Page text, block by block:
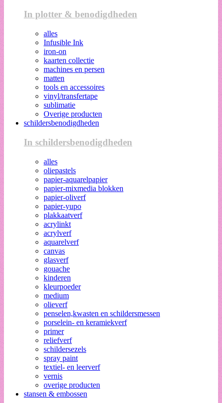
In plotter & benodigdheden
alles
Infusible Ink
iron-on
kaarten collectie
machines en persen
matten
tools en accessoires
vinyl/transfertape
sublimatie
Overige producten
schildersbenodigdheden
In schildersbenodigdheden
alles
oliepastels
papier-aquarelpapier
papier-mixmedia blokken
papier-oliverf
papier-yupo
plakkaatverf
acrylinkt
acrylverf
aquarelverf
canvas
glasverf
gouache
kinderen
kleurpoeder
medium
olieverf
penselen,kwasten en schildersmessen
porselein- en keramiekverf
primer
reliefverf
schildersezels
spray paint
textiel- en leerverf
vernis
overige producten
stansen & embossen